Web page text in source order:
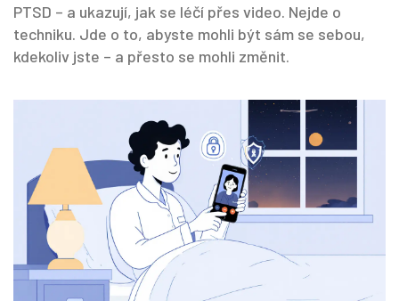
PTSD – a ukazují, jak se léčí přes video. Nejde o
techniku. Jde o to, abyste mohli být sám se sebou,
kdekoliv jste – a přesto se mohli změnit.